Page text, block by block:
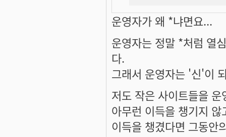
운영자가 왜 *냐면요...
운영자는 정말 *처럼 열
다.
그래서 운영자는 '신'이
저도 작은 사이트들을
아무런 이득을 챙기지
이득을 챙겼다면 그동안